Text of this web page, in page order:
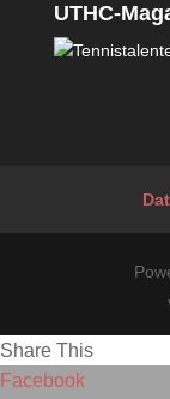
UTHC-
Share This
Facebook